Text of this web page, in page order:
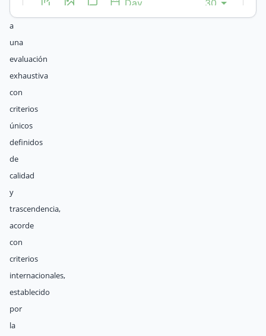
sometidas
a
una
evaluación
exhaustiva
con
criterios
únicos
definidos
de
calidad
y
trascendencia,
acorde
con
criterios
internacionales,
establecido
por
la